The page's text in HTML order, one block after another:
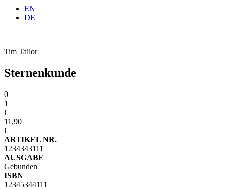
EN
DE
Tim Tailor
Sternenkunde
0
1
€
11,90
€
ARTIKEL NR.
1234343111
AUSGABE
Gebunden
ISBN
12345344111